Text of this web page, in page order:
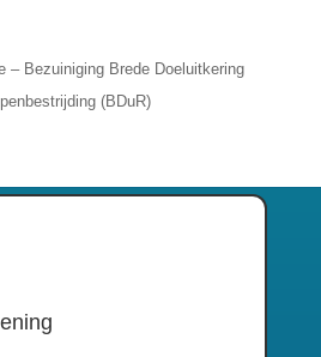
– Bezuiniging Brede Doeluitkering
(BDuR)